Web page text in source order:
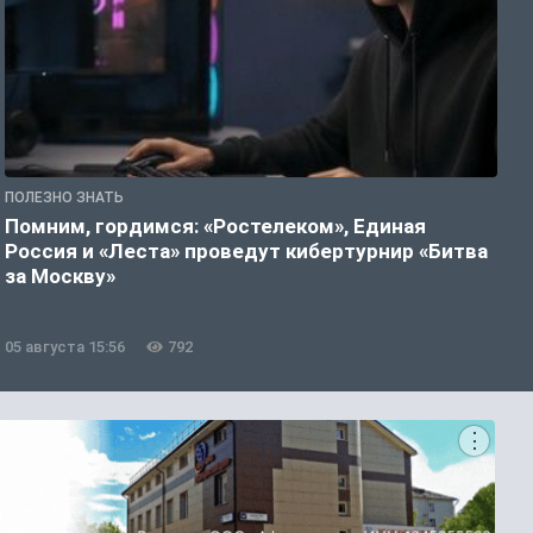
ПОЛЕЗНО ЗНАТЬ
Помним, гордимся: «Ростелеком», Единая
Россия и «Леста» проведут кибертурнир «Битва
за Москву»
05 августа 15:56 792